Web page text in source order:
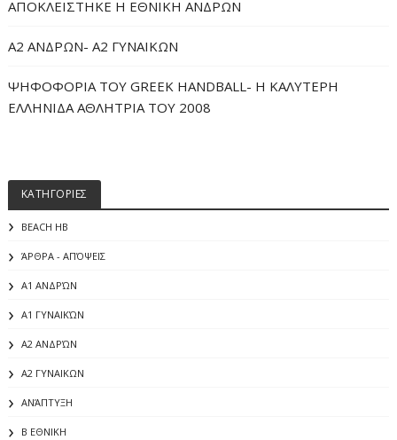
ΑΠΟΚΛΕΙΣΤΗΚΕ Η ΕΘΝΙΚΗ ΑΝΔΡΩΝ
Α2 ΑΝΔΡΩΝ- Α2 ΓΥΝΑΙΚΩΝ
ΨΗΦΟΦΟΡΙΑ ΤΟΥ GREEK HANDBALL- H ΚΑΛΥΤΕΡΗ
ΕΛΛΗΝΙΔΑ ΑΘΛΗΤΡΙΑ ΤΟΥ 2008
ΚΑΤΗΓΟΡΙΕΣ
BEACH HB
ΆΡΘΡΑ - ΑΠΌΨΕΙΣ
Α1 ΑΝΔΡΏΝ
Α1 ΓΥΝΑΙΚΏΝ
Α2 ΑΝΔΡΏΝ
Α2 ΓΥΝΑΙΚΩΝ
ΑΝΆΠΤΥΞΗ
Β ΕΘΝΙΚΗ